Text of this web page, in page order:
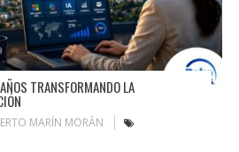
TRANSFORMANDO LA
MARÍN MORÁN